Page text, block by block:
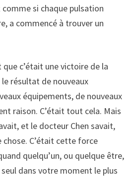
si chaque pulsation
a commencé à trouver un
c’était une victoire de la
résultat de nouveaux
équipements, de nouveaux
raison. C’était tout cela. Mais
et le docteur Chen savait,
chose. C’était cette force
quelqu’un, ou quelque être,
dans votre moment le plus